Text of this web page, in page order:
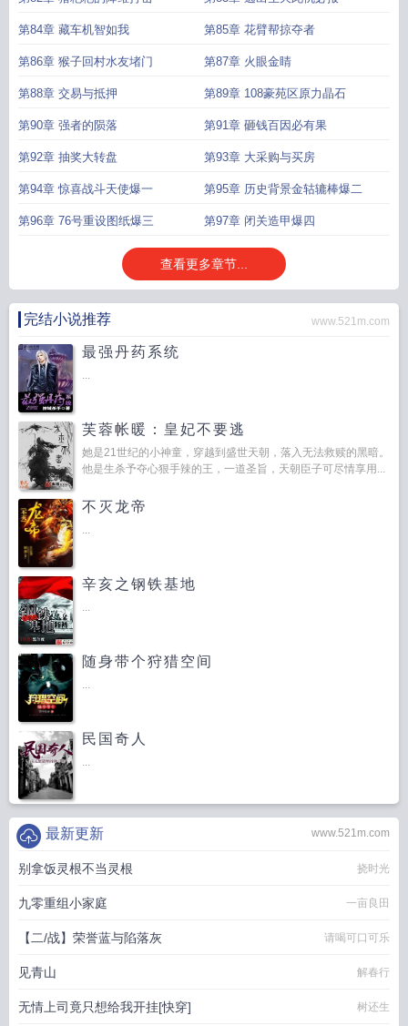
第84章 藏车机智如我 第85章 花臂帮掠夺者
第86章 猴子回村水友堵门 第87章 火眼金睛
第88章 交易与抵押 第89章 108豪苑区原力晶石
第90章 强者的陨落 第91章 砸钱百因必有果
第92章 抽奖大转盘 第93章 大采购与买房
第94章 惊喜战斗天使爆一 第95章 历史背景金轱辘棒爆二
第96章 76号重设图纸爆三 第97章 闭关造甲爆四
查看更多章节...
完结小说推荐 www.521m.com
最强丹药系统
...
芙蓉帐暖：皇妃不要逃
她是21世纪的小神童，穿越到盛世天朝，落入无法救赎的黑暗。
他是生杀予夺心狠手辣的王，一道圣旨，天朝臣子可尽情享用...
不灭龙帝
...
辛亥之钢铁基地
...
随身带个狩猎空间
...
民国奇人
...
www.521m.com
最新更新
别拿饭灵根不当灵根 挠时光
九零重组小家庭 一亩良田
【二/战】荣誉蓝与陷落灰 请喝可口可乐
见青山 解春行
无情上司竟只想给我开挂[快穿] 树还生